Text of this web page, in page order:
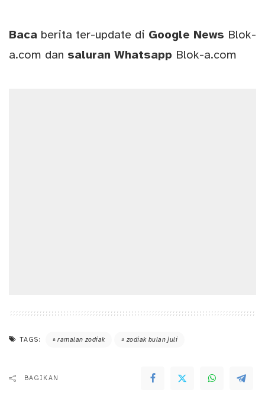
Baca berita ter-update di Google News Blok-
a.com dan saluran Whatsapp Blok-a.com
TAGS: ramalan zodiak zodiak bulan juli
BAGIKAN